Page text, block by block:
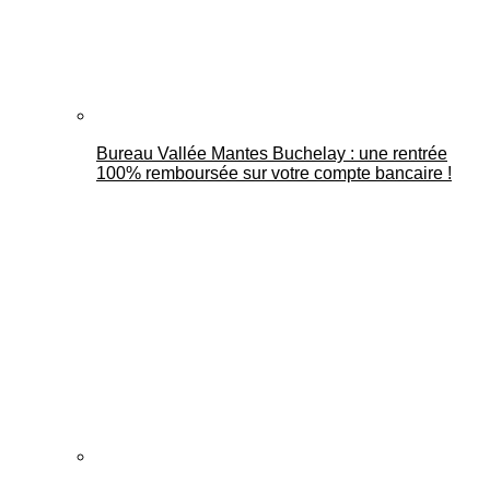
Bureau Vallée Mantes Buchelay : une rentrée
100% remboursée sur votre compte bancaire !